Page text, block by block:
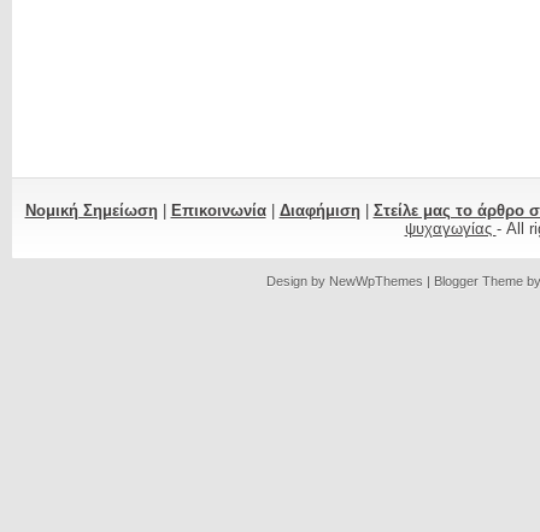
Νομική Σημείωση| Επικοινωνία| Διαφήμιση| Στείλε μας το άρθρο
ψυχαγωγίας - All
Design by NewWpThemes | Blogger Theme